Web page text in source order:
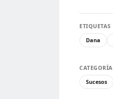
ETIQUETAS
Dana
CATEGORÍA
Sucesos